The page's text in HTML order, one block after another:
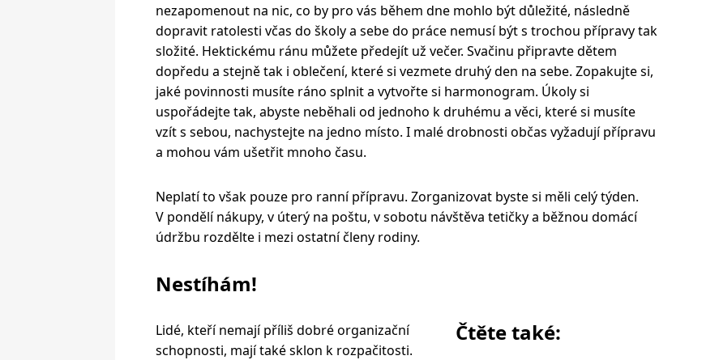
nezapomenout na nic, co by pro vás během dne mohlo být důležité, následně
dopravit ratolesti včas do školy a sebe do práce nemusí být s trochou přípravy tak
složité. Hektickému ránu můžete předejít už večer. Svačinu připravte dětem
dopředu a stejně tak i oblečení, které si vezmete druhý den na sebe. Zopakujte si,
jaké povinnosti musíte ráno splnit a vytvořte si harmonogram. Úkoly si
uspořádejte tak, abyste neběhali od jednoho k druhému a věci, které si musíte
vzít s sebou, nachystejte na jedno místo. I malé drobnosti občas vyžadují přípravu
a mohou vám ušetřit mnoho času.
Neplatí to však pouze pro ranní přípravu. Zorganizovat byste si měli celý týden.
V pondělí nákupy, v úterý na poštu, v sobotu návštěva tetičky a běžnou domácí
údržbu rozdělte i mezi ostatní členy rodiny.
Nestíhám!
Čtěte také:
Lidé, kteří nemají příliš dobré organizační
schopnosti, mají také sklon k rozpačitosti.